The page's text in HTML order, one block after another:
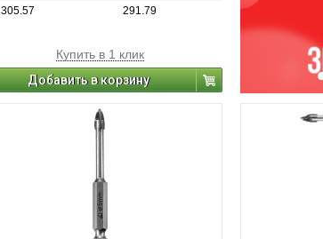
305.57 291.79
Купить в 1 клик
Добавить в корзину